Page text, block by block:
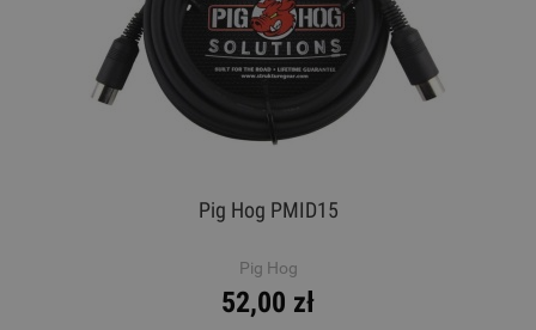
Pig Hog PMID15
Pig Hog
52,00 zł